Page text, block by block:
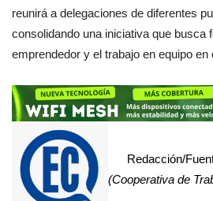
reunirá a delegaciones de diferentes
consolidando una iniciativa que busca
emprendedor y el trabajo en equipo
Redacción/
(Cooperativa de